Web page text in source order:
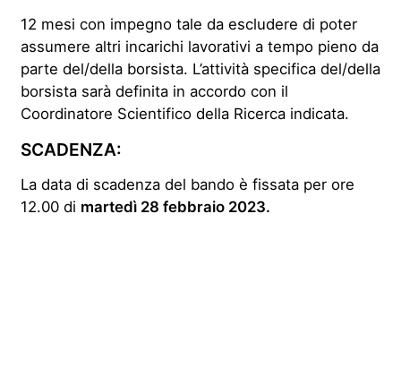
12 mesi con impegno tale da escludere di poter
assumere altri incarichi lavorativi a tempo pieno da
parte del/della borsista. L’attività specifica del/della
borsista sarà definita in accordo con il
Coordinatore Scientifico della Ricerca indicata.
SCADENZA:
La data di scadenza del bando è fissata per ore
12.00 di martedì 28 febbraio 2023.